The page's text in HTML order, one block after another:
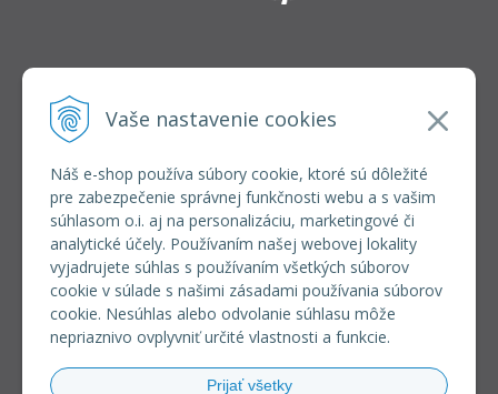
Vaše nastavenie cookies
Náš e-shop používa súbory cookie, ktoré sú dôležité
pre zabezpečenie správnej funkčnosti webu a s vašim
súhlasom o.i. aj na personalizáciu, marketingové či
analytické účely. Používaním našej webovej lokality
vyjadrujete súhlas s používaním všetkých súborov
cookie v súlade s našimi zásadami používania súborov
cookie. Nesúhlas alebo odvolanie súhlasu môže
nepriaznivo ovplyvniť určité vlastnosti a funkcie.
Prijať všetky
INFOLINKA
+421 37 6586 731
VŠETKO O NÁKUPE
REGISTRÁCIA VEĽKOOBCHOD
Formulár na odsúpenie od zmluvy
Doprava a platba
Všeobecné obchodné podmienky
Reklamačný poriadok
Používanie súborov cookies